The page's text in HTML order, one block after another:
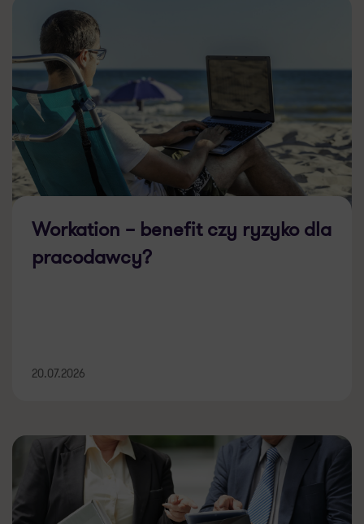
Workation – benefit czy ryzyko dla
pracodawcy?
20.07.2026